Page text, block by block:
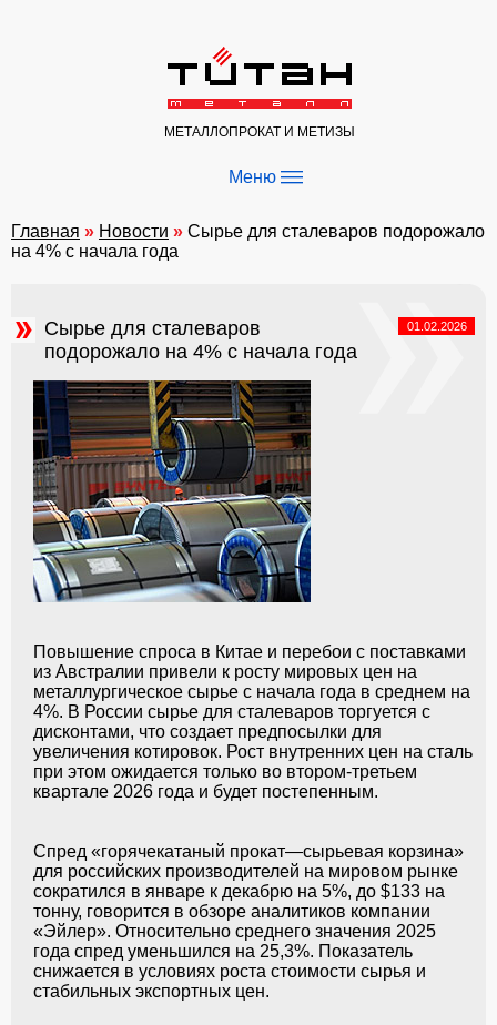
МЕТАЛЛОПРОКАТ И МЕТИЗЫ
Меню —
—
—
Главная » Новости » Сырье для сталеваров подорожало
на 4% с начала года
01.02.2026
Сырье для сталеваров
подорожало на 4% с начала года
Повышение спроса в Китае и перебои с поставками
из Австралии привели к росту мировых цен на
металлургическое сырье с начала года в среднем на
4%. В России сырье для сталеваров торгуется с
дисконтами, что создает предпосылки для
увеличения котировок. Рост внутренних цен на сталь
при этом ожидается только во втором-третьем
квартале 2026 года и будет постепенным.
Спред «горячекатаный прокат—сырьевая корзина»
для российских производителей на мировом рынке
сократился в январе к декабрю на 5%, до $133 на
тонну, говорится в обзоре аналитиков компании
«Эйлер». Относительно среднего значения 2025
года спред уменьшился на 25,3%. Показатель
снижается в условиях роста стоимости сырья и
стабильных экспортных цен.